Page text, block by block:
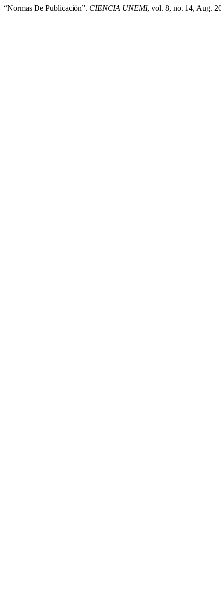
“Normas De Publicación”. CIENCIA UNEMI, vol. 8, no. 14, Aug.